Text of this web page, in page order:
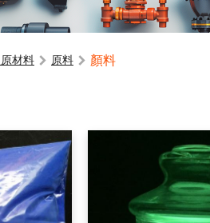
材料 原料 顏料